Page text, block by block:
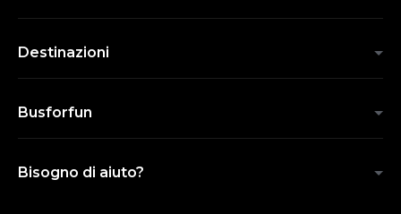
Destinazioni
Busforfun
Bisogno di aiuto?